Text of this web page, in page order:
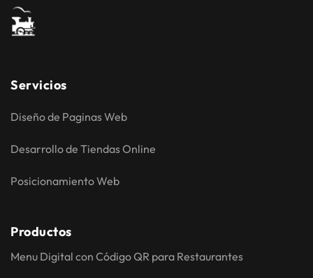
Servicios
Diseño de Paginas Web
Desarrollo de Tiendas Online
Posicionamiento Web
Productos
Menu Digital con Código QR para Restaurantes